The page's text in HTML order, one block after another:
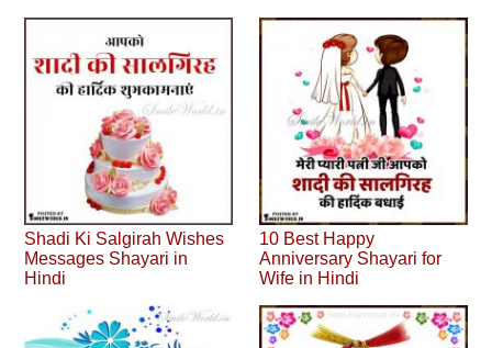
Shadi Ki Salgirah Wishes
Messages Shayari in
Hindi
10 Best Happy
Anniversary Shayari for
Wife in Hindi